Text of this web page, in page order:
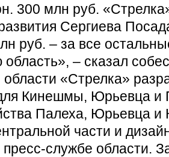
300 млн руб.
Сергиева
руб. – за все
– сказал
«Стрелка»
Кинешмы, Юрьевца и
Палеха, Юрьевца
части и
службе области.